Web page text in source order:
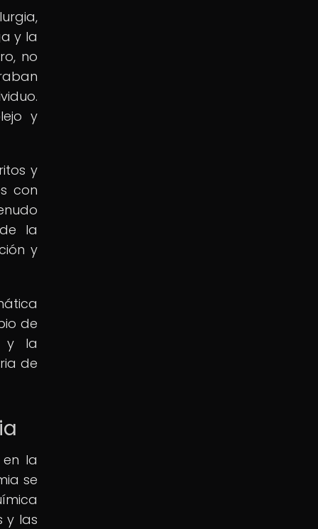
y la
no
y
y
con
la
y
de
y la
de
la
se
y las